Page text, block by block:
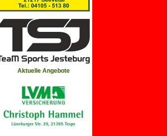
Aktuelle Angebote